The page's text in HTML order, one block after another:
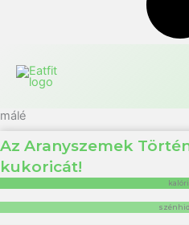
málé
Az Aranyszemek
kukoricát!